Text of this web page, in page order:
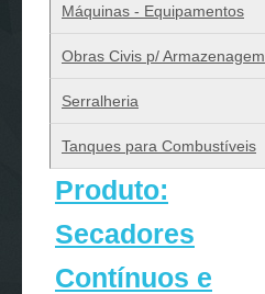
Máquinas - Equipamentos
Obras Civis p/ Armazenagem
Serralheria
Tanques para Combustíveis
Produto:
Secadores
Contínuos e